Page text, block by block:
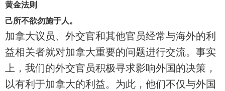
黄金法则
己所不欲勿施于人。
加拿大议员、外交官和其他官员经常与海外的利
益相关者就对加拿大重要的问题进行交流。事实
上，我们的外交官员积极寻求影响外国的决策，
以有利于加拿大的利益。为此，他们不仅与外国